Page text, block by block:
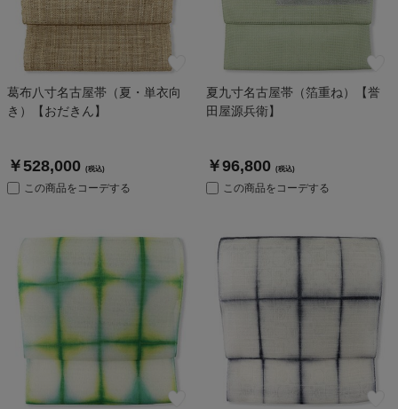
葛布八寸名古屋帯（夏・単衣向
き）【おだきん】
￥528,000 (税込)
この商品をコーデする
夏九寸名古屋帯（箔重ね）【誉
田屋源兵衛】
￥96,800 (税込)
この商品をコーデする